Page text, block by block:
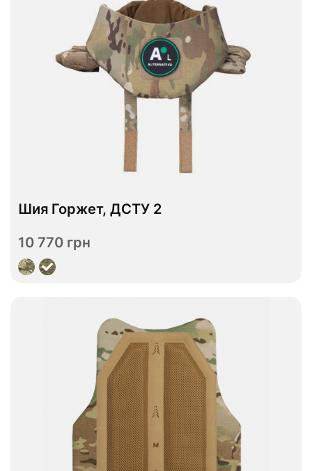
Шия Горжет, ДСТУ 2
10 770 грн
В наявності